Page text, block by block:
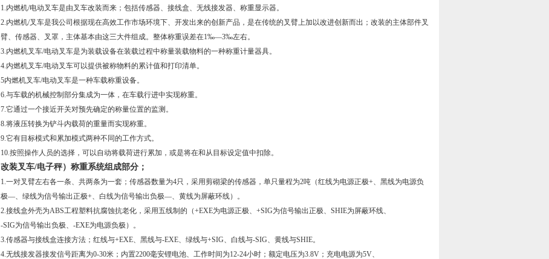
1.内燃机/电动叉车是由叉车改装而来；包括传感器、接线盒、无线接发器、称重显示器。
2.内燃机/叉车是我公司根据现在高效工作市场环境下、开发出来的创新产品，是在传统的叉臂上加以改进创新而出；改装的主体部件叉
臂、传感器、叉罩，主体基本由这三大件组成。整体称重误差在1‰—3‰左右。
3.内燃机叉车/电动叉车是为装载设备在装载过程中称量装载物料的一种称重计量器具。
4.内燃机叉车/电动叉车可以提供被称物料的累计值和打印清单。
5内燃机叉车/电动叉车是一种车载称重设备。
6.与车载的机械控制部分集成为一体，在车载行进中实现称重。
7.它通过一个接近开关对预先确定的称量位置的监测。
8.将液压转换为铲斗内载荷的重量而实现称重。
9.它有目标模式和累加模式两种不同的工作方式。
10.按照操作人员的选择，可以自动将载荷进行累加，或是将在和从目标设定值中扣除。
改装叉车/电子秤）称重系统组成部分；
1.一对叉臂左右各一条、共两条为一套；传感器数量为4只，采用剪砌梁的传感器，单只量程为2吨（红线为电源正极+、黑线为电源负
极—、绿线为信号输出正极+、白线为信号输出负极—、黄线为屏蔽环线）。
2.接线盒外壳为ABS工程塑料抗腐蚀抗老化，采用五线制的（+EXE为电源正极、+SIG为信号输出正极、SHIE为屏蔽环线、
-SIG为信号输出负极、-EXE为电源负极）。
3.传感器与接线盒连接方法；红线与+EXE、黑线与-EXE、绿线与+SIG、白线与-SIG、黄线与SHIE。
4.无线接发器接发信号距离为0-30米；内置2200毫安锂电池、工作时间为12-24小时；额定电压为3.8V；充电电源为5V、